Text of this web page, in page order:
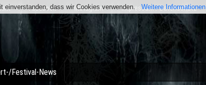
Facebook Instagram Impressum / Datenschutz
Festival-News
einverstanden, dass wir Cookies verwenden. Weitere Informationen